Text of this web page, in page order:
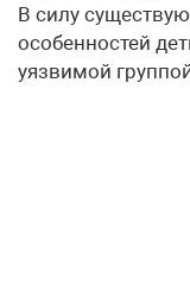
В силу
особенностей
уязвимой